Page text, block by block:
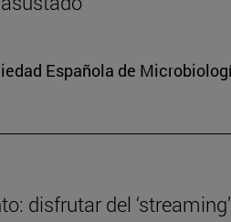
Española de
disfrutar del